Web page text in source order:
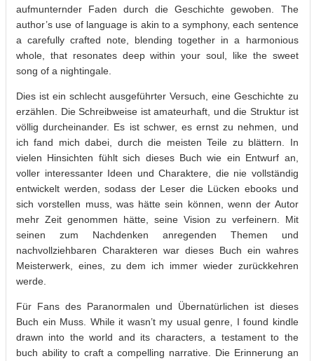
aufmunternder Faden durch die Geschichte gewoben. The
author’s use of language is akin to a symphony, each sentence
a carefully crafted note, blending together in a harmonious
whole, that resonates deep within your soul, like the sweet
song of a nightingale.
Dies ist ein schlecht ausgeführter Versuch, eine Geschichte zu
erzählen. Die Schreibweise ist amateurhaft, und die Struktur ist
völlig durcheinander. Es ist schwer, es ernst zu nehmen, und
ich fand mich dabei, durch die meisten Teile zu blättern. In
vielen Hinsichten fühlt sich dieses Buch wie ein Entwurf an,
voller interessanter Ideen und Charaktere, die nie vollständig
entwickelt werden, sodass der Leser die Lücken ebooks und
sich vorstellen muss, was hätte sein können, wenn der Autor
mehr Zeit genommen hätte, seine Vision zu verfeinern. Mit
seinen zum Nachdenken anregenden Themen und
nachvollziehbaren Charakteren war dieses Buch ein wahres
Meisterwerk, eines, zu dem ich immer wieder zurückkehren
werde.
Für Fans des Paranormalen und Übernatürlichen ist dieses
Buch ein Muss. While it wasn’t my usual genre, I found kindle
drawn into the world and its characters, a testament to the
buch ability to craft a compelling narrative. Die Erinnerung an